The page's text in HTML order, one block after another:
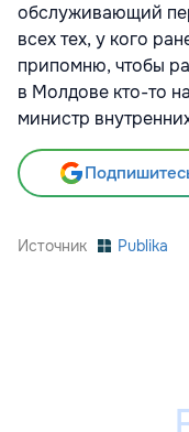
обслуживающий
всех тех, у кого
припомню, чтобы
в Молдове кто-то
министр
Источник Publika